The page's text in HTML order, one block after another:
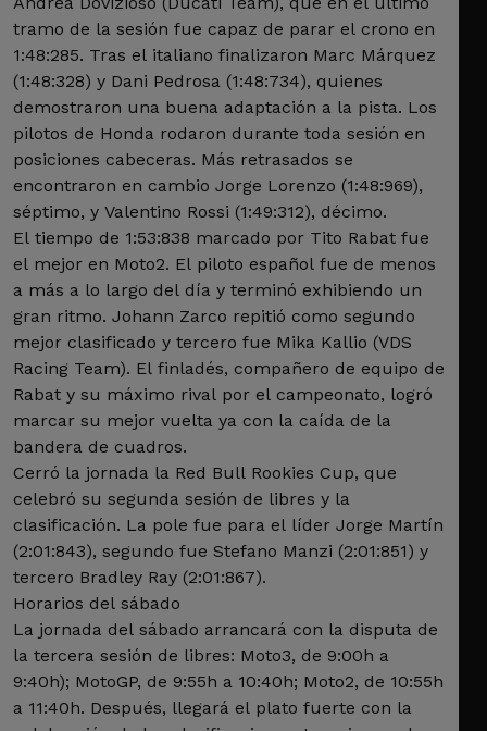
tramo de la sesión fue capaz de parar el crono en
1:48:285. Tras el italiano finalizaron Marc Márquez
(1:48:328) y Dani Pedrosa (1:48:734), quienes
demostraron una buena adaptación a la pista. Los
pilotos de Honda rodaron durante toda sesión en
posiciones cabeceras. Más retrasados se
encontraron en cambio Jorge Lorenzo (1:48:969),
séptimo, y Valentino Rossi (1:49:312), décimo.
El tiempo de 1:53:838 marcado por Tito Rabat fue
el mejor en Moto2. El piloto español fue de menos
a más a lo largo del día y terminó exhibiendo un
gran ritmo. Johann Zarco repitió como segundo
mejor clasificado y tercero fue Mika Kallio (VDS
Racing Team). El finladés, compañero de equipo de
Rabat y su máximo rival por el campeonato, logró
marcar su mejor vuelta ya con la caída de la
bandera de cuadros.
Cerró la jornada la Red Bull Rookies Cup, que
celebró su segunda sesión de libres y la
clasificación. La pole fue para el líder Jorge Martín
(2:01:843), segundo fue Stefano Manzi (2:01:851) y
tercero Bradley Ray (2:01:867).
Horarios del sábado
La jornada del sábado arrancará con la disputa de
la tercera sesión de libres: Moto3, de 9:00h a
9:40h); MotoGP, de 9:55h a 10:40h; Moto2, de 10:55h
a 11:40h. Después, llegará el plato fuerte con la